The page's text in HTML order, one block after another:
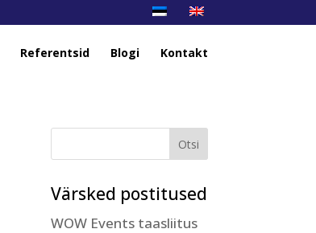
Referentsid Blogi Kontakt
Värsked postitused
WOW Events taasliitus